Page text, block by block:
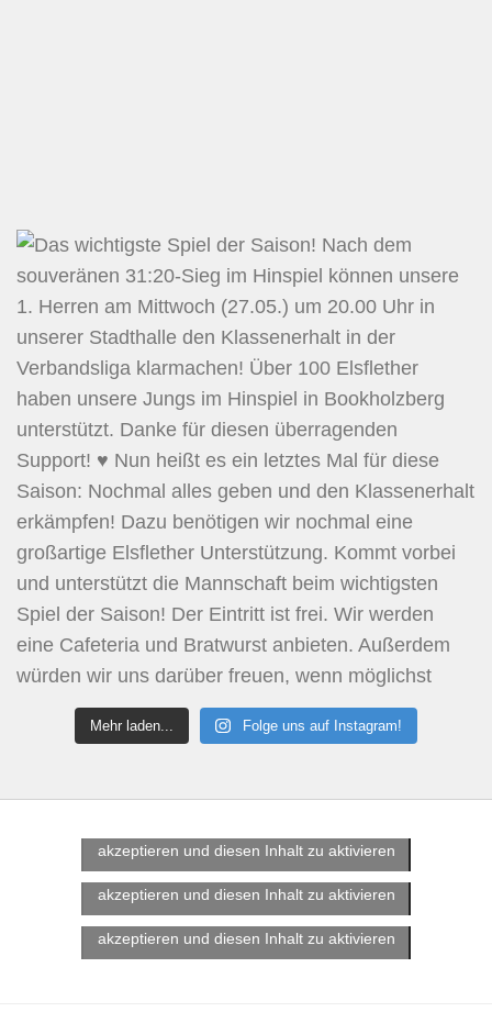
Mehr laden... Folge uns auf Instagram!
akzeptieren und diesen Inhalt zu aktivieren
Klicke hier, um Marketing-Cookies zu
akzeptieren und diesen Inhalt zu aktivieren
Klicke hier, um Marketing-Cookies zu
akzeptieren und diesen Inhalt zu aktivieren